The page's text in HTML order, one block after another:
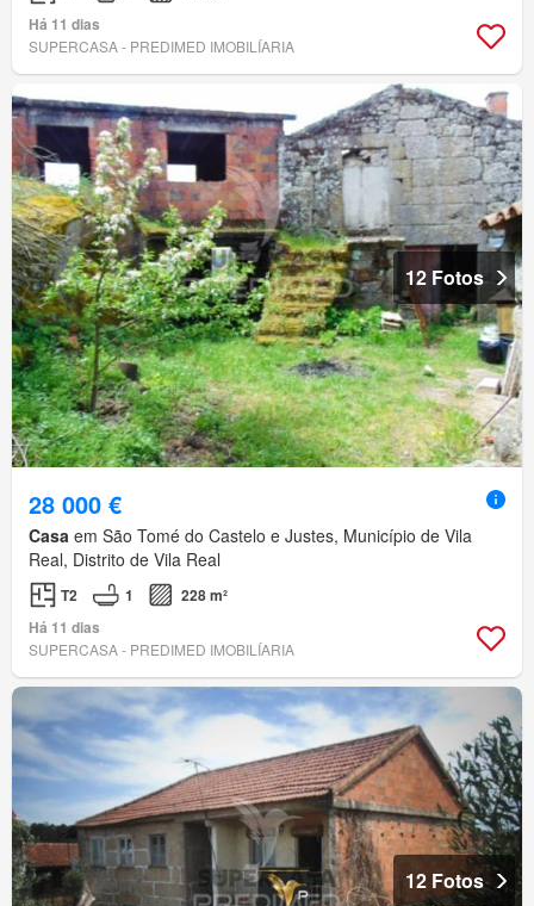
Há 11 dias
SUPERCASA - PREDIMED IMOBILÍARIA
12 Fotos
28 000 €
Casa em São Tomé do Castelo e Justes, Município de Vila
Real, Distrito de Vila Real
T2 1
228 m²
Há 11 dias
SUPERCASA - PREDIMED IMOBILÍARIA
12 Fotos